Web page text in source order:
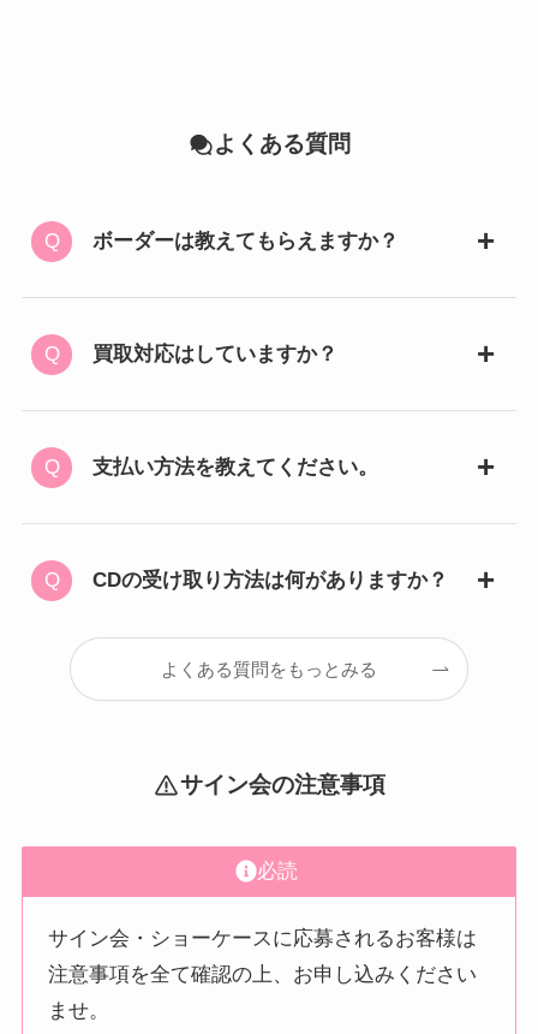
よくある質問
ボーダーは教えてもらえますか？
買取対応はしていますか？
支払い方法を教えてください。
CDの受け取り方法は何がありますか？
よくある質問をもっとみる
サイン会の注意事項
必読
サイン会・ショーケースに応募されるお客様は
注意事項を全て確認の上、お申し込みください
ませ。